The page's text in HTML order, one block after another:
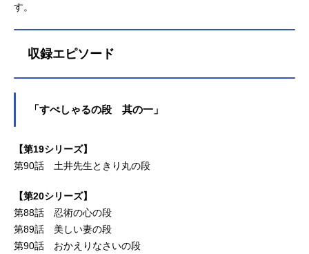
す。
収録エピソード
「すぺしゃるの段 其の一」
【第19シリーズ】
第90話 土井先生ときり丸の段
【第20シリーズ】
第88話 忍術の心の段
第89話 美しい妻の段
第90話 おかえりなさいの段